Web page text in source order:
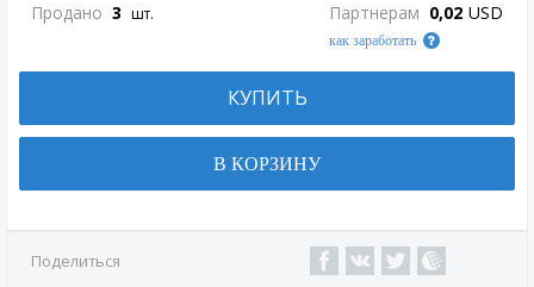
Продано 3 шт. Партнерам 0,02 USD
как заработать
КУПИТЬ
В КОРЗИНУ
Поделиться